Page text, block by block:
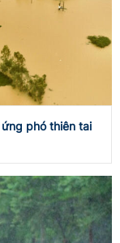
phó thiên tai